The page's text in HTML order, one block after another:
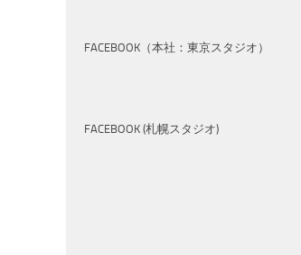
FACEBOOK（本社：東京スタジオ）
FACEBOOK (札幌スタジオ)